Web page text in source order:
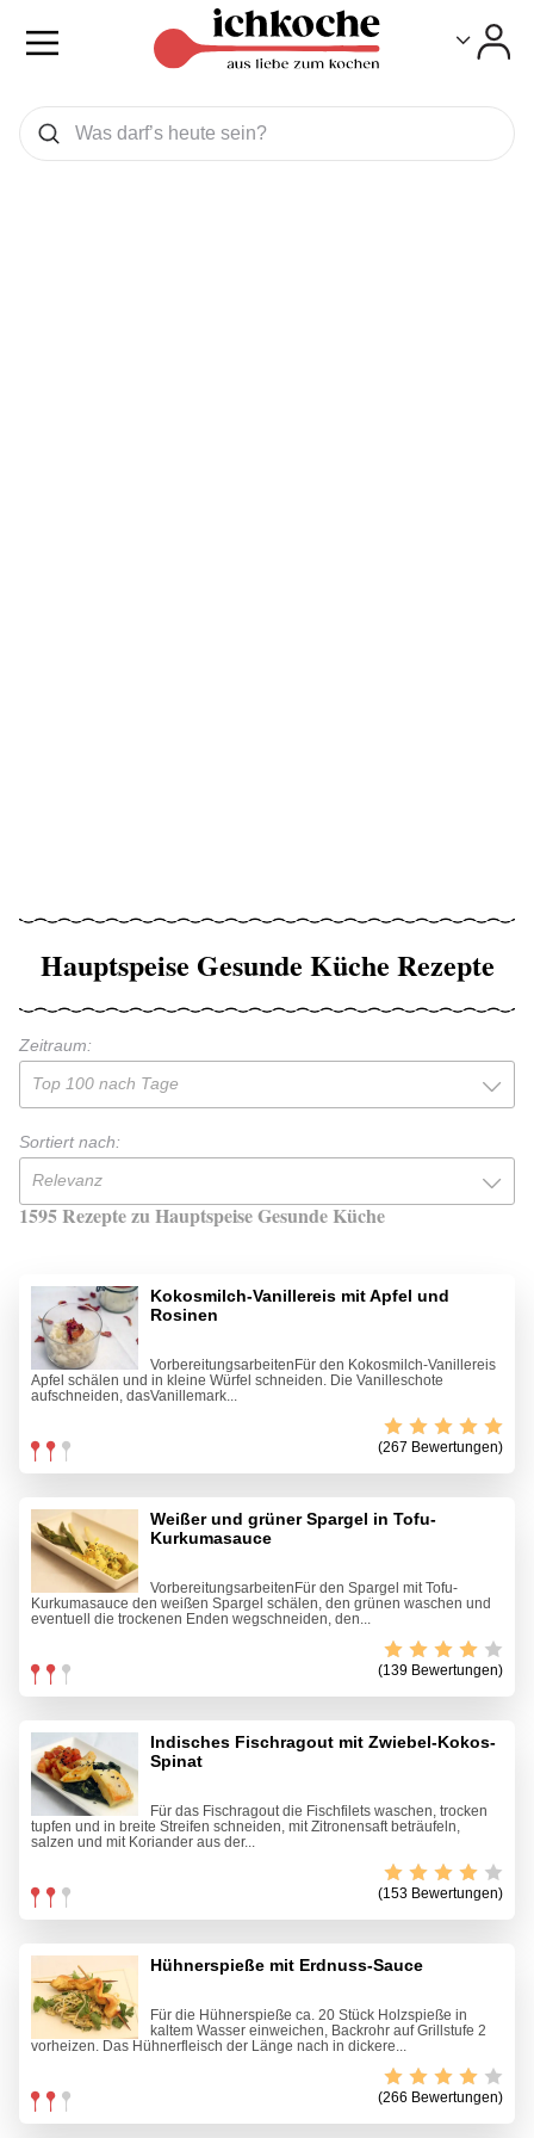
Was wollen Sie suchen
Suchen
Hauptspeise Gesunde Küche Rezepte
Zeitraum:
Top 100 nach Tage
Sortiert nach:
Relevanz
1595 Rezepte zu Hauptspeise Gesunde Küche
Kokosmilch-Vanillereis mit Apfel und
Rosinen
VorbereitungsarbeitenFür den Kokosmilch-Vanillereis
Apfel schälen und in kleine Würfel schneiden. Die Vanilleschote
aufschneiden, dasVanillemark...
(267 Bewertungen)
Weißer und grüner Spargel in Tofu-
Kurkumasauce
VorbereitungsarbeitenFür den Spargel mit Tofu-
Kurkumasauce den weißen Spargel schälen, den grünen waschen und
eventuell die trockenen Enden wegschneiden, den...
(139 Bewertungen)
Indisches Fischragout mit Zwiebel-Kokos-
Spinat
Für das Fischragout die Fischfilets waschen, trocken
tupfen und in breite Streifen schneiden, mit Zitronensaft beträufeln,
salzen und mit Koriander aus der...
(153 Bewertungen)
Hühnerspieße mit Erdnuss-Sauce
Für die Hühnerspieße ca. 20 Stück Holzspieße in
kaltem Wasser einweichen, Backrohr auf Grillstufe 2
vorheizen. Das Hühnerfleisch der Länge nach in dickere...
(266 Bewertungen)